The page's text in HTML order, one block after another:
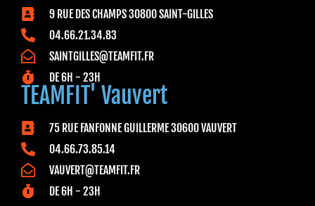
9 RUE DES CHAMPS 30800 SAINT-GILLES
04.66.21.34.83
SAINTGILLES@TEAMFIT.FR
DE 6H - 23H
TEAMFIT' Vauvert
75 RUE FANFONNE GUILLERME 30600 VAUVERT
04.66.73.85.14
VAUVERT@TEAMFIT.FR
DE 6H - 23H